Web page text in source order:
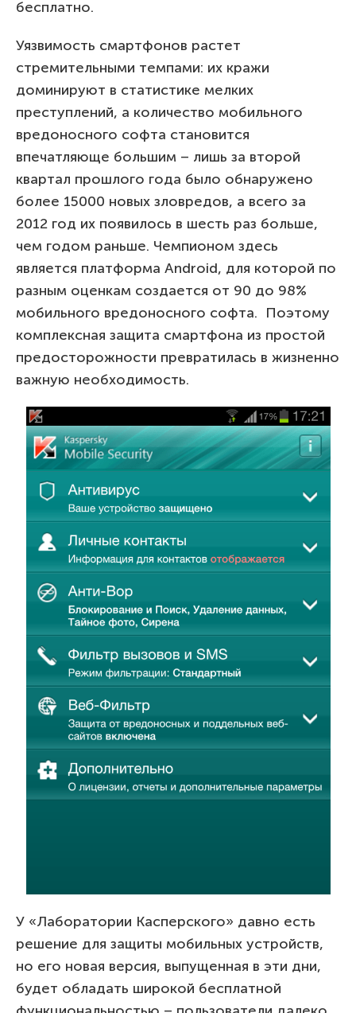
бесплатно.
Уязвимость смартфонов растет
стремительными темпами: их кражи
доминируют в статистике мелких
преступлений, а количество мобильного
вредоносного софта становится
впечатляюще большим – лишь за второй
квартал прошлого года было обнаружено
более 15000 новых зловредов, а всего за
2012 год их появилось в шесть раз больше,
чем годом раньше. Чемпионом здесь
является платформа Android, для которой по
разным оценкам создается от 90 до 98%
мобильного вредоносного софта. Поэтому
комплексная защита смартфона из простой
предосторожности превратилась в жизненно
важную необходимость.
У «Лаборатории Касперского» давно есть
решение для защиты мобильных устройств,
но его новая версия, выпущенная в эти дни,
будет обладать широкой бесплатной